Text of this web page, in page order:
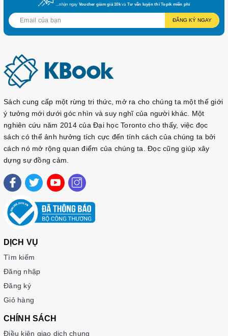
...nhận ngay Voucher giảm giá 10kvà Tư vấn luyện thi Topik miễn phí
ĐĂNG KÝ NGAY
Sách cung cấp một rừng tri thức, mở ra cho chúng ta một thế giới
ý tưởng mới dưới góc nhìn và suy nghĩ của người khác. Một
nghiên cứu năm 2014 của Đại học Toronto cho thấy, việc đọc
sách có thể ảnh hưởng tích cực đến tính cách của chúng ta bởi
cách nó mở rộng quan điểm của chúng ta. Đọc cũng giúp xây
dựng sự đồng cảm.
DỊCH VỤ
Tìm kiếm
Đăng nhập
Đăng ký
Giỏ hàng
CHÍNH SÁCH
Điều kiện giao dịch chung